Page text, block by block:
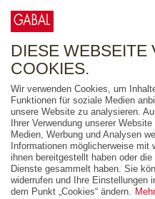
FREITEXT
AUSGABEART
AUS DER REIHE
ZUM THEMA
DIESE WEBSEITE
COOKIES.
Wir verwenden Cookies, um
Funktionen für soziale Medien
unsere Website zu analysieren.
Ihrer Verwendung unserer
Medien, Werbung und Analysen
Informationen möglicherweise
ihnen bereitgestellt haben oder
Dienste gesammelt haben. Sie
widerrufen und Ihre Einstellungen
dem Punkt „Cookies“ ändern.